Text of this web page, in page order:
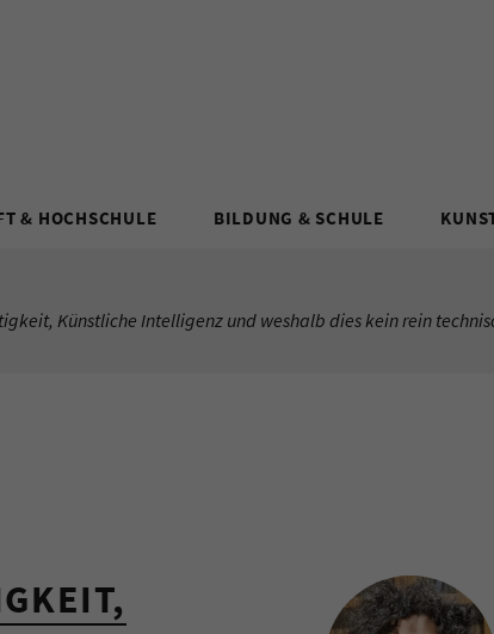
& HOCHSCHULE BILDUNG & SCHULE
Künstliche Intelligenz und weshalb dies kein rein